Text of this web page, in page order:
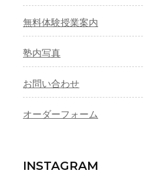
無料体験授業案内
塾内写真
お問い合わせ
オーダーフォーム
INSTAGRAM